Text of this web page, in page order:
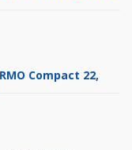
Compact 22,